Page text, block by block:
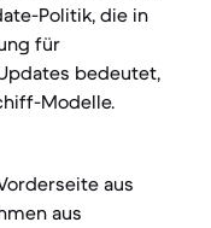
Politik, die in
für
bedeutet,
Modelle.
aus
aus